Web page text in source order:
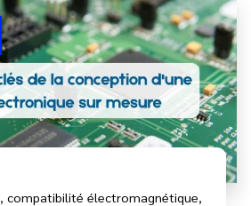
compatibilité électromagnétique